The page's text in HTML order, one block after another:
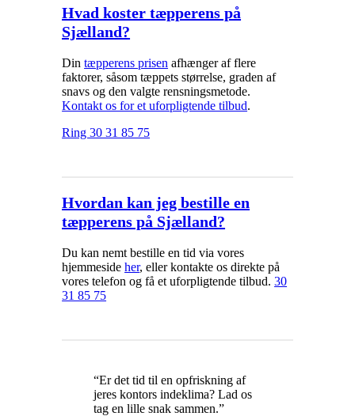
Hvad koster tæpperens på
Sjælland?
Dintæpperens prisen afhænger af flere
faktorer, såsom tæppets størrelse, graden af
snavs og den valgte rensningsmetode.
Kontakt os for et uforpligtende tilbud.
Ring 30 31 85 75
Hvordan kan jeg bestille en
tæpperens på Sjælland?
Du kan nemt bestille en tid via vores
hjemmesideher, eller kontakte os direkte på
vores telefon og få et uforpligtende tilbud.30
31 85 75
“Er det tid til en opfriskning af
jeres kontors indeklima? Lad os
tag en lille snak sammen.”